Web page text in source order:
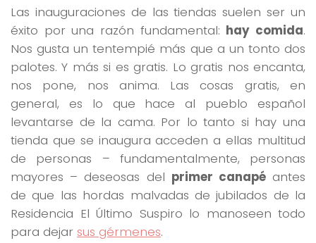
Las inauguraciones de las tiendas suelen ser un
éxito por una razón fundamental: hay comida.
Nos gusta un tentempié más que a un tonto dos
palotes. Y más si es gratis. Lo gratis nos encanta,
nos pone, nos anima. Las cosas gratis, en
general, es lo que hace al pueblo español
levantarse de la cama. Por lo tanto si hay una
tienda que se inaugura acceden a ellas multitud
de personas – fundamentalmente, personas
mayores – deseosas del primer canapéantes
de que las hordas malvadas de jubilados de la
Residencia El Último Suspiro lo manoseen todo
para dejar sus gérmenes.